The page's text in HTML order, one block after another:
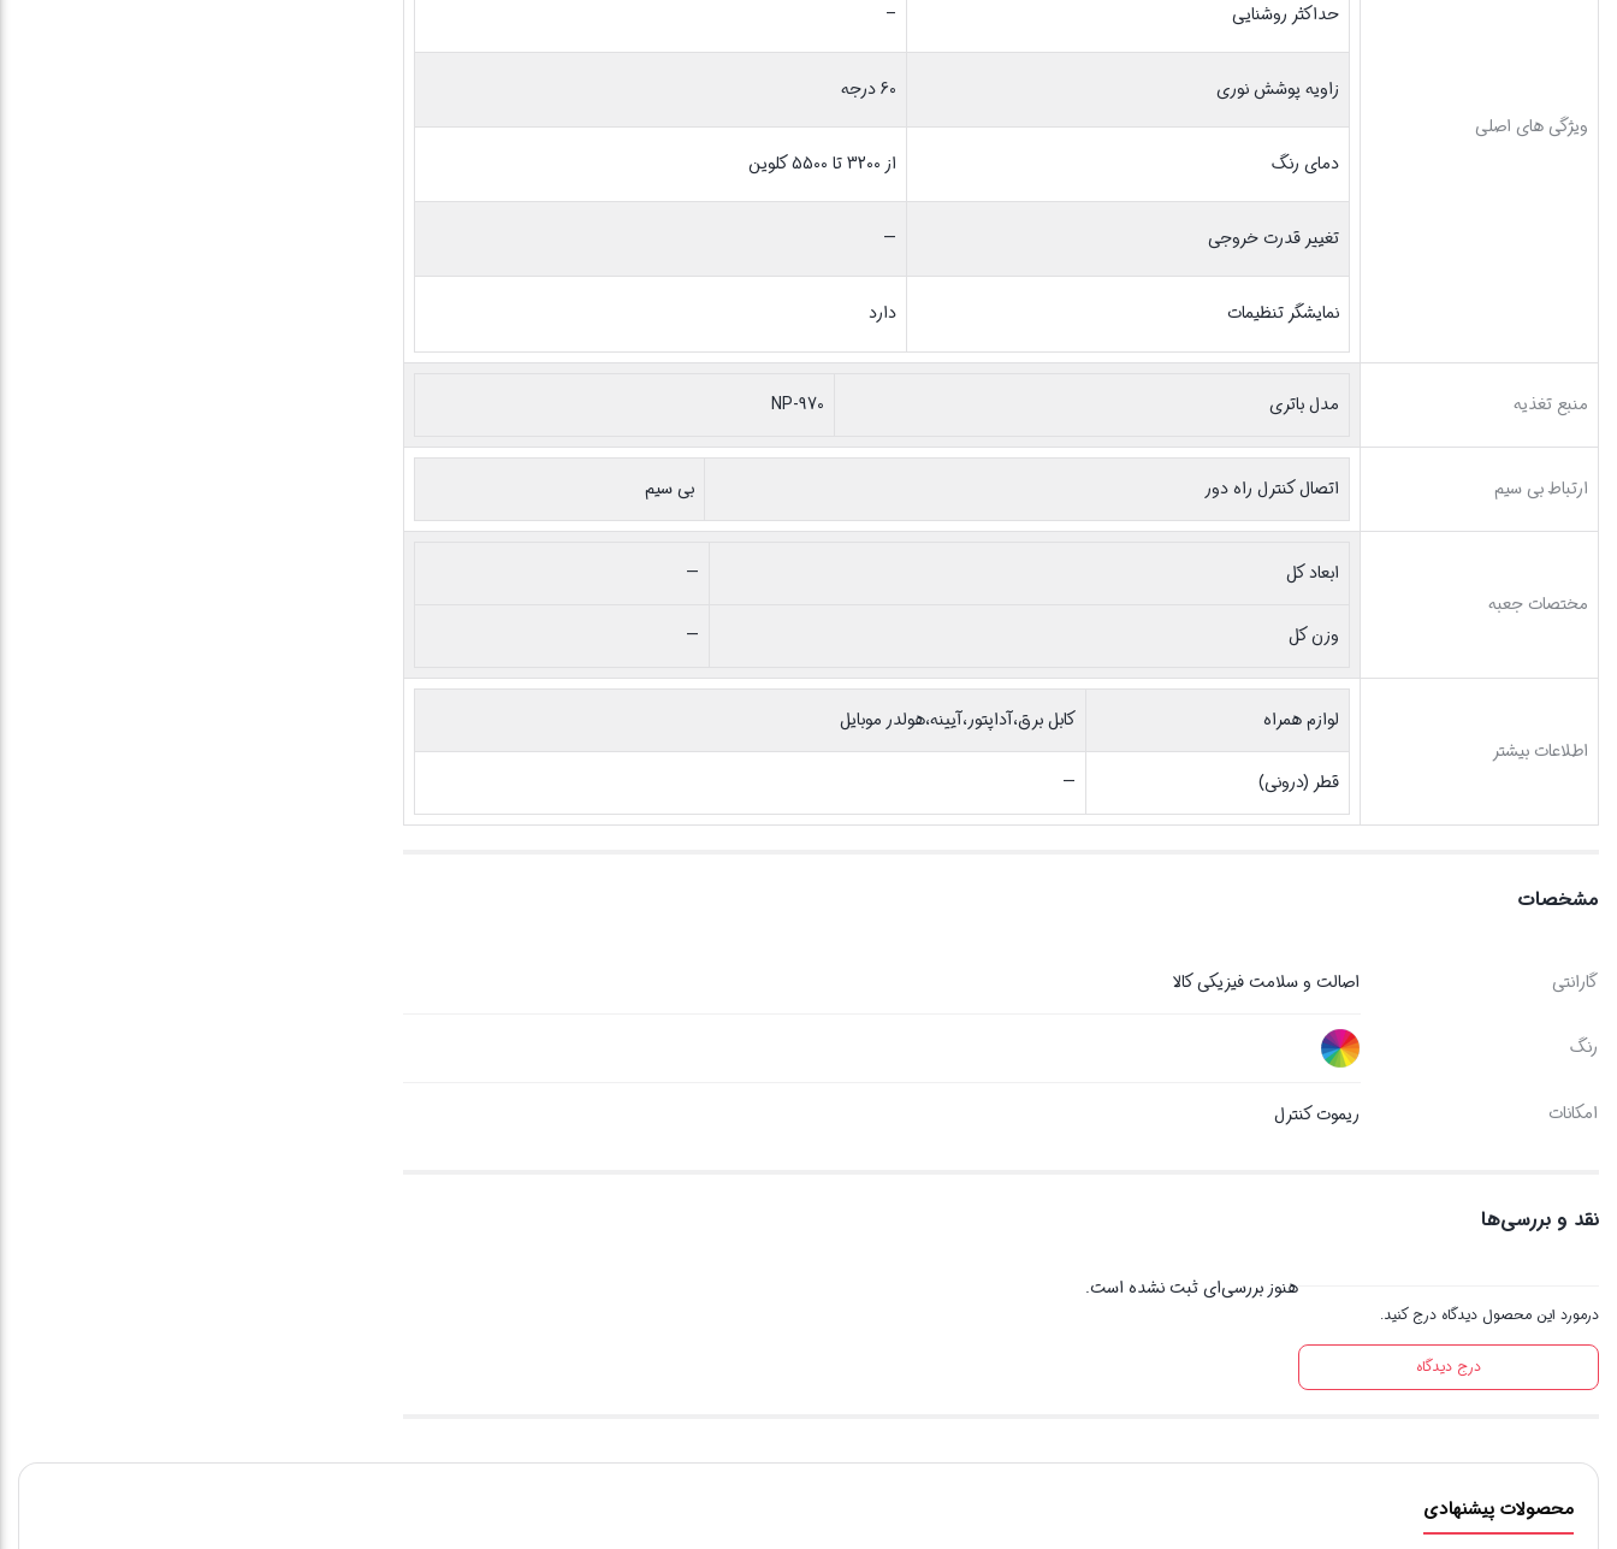
ویژگی های اصلی
حداکثر روشنایی –
زاویه پوشش نوری 60 درجه
دمای رنگ از 3200 تا 5500 کلوین
تغییر قدرت خروجی —
نمایشگر تنظیمات دارد
منبع تغذیه مدل باتری NP-970
ارتباط بی سیم اتصال کنترل راه دور بی سیم
مختصات جعبه
ابعاد کل —
وزن کل —
اطلاعات بیشتر
لوازم همراه کابل برق،آداپتور،آیینه،هولدر موبایل
قطر (درونی) —
مشخصات
گارانتی اصالت و سلامت فیزیکی کالا
رنگ
امکانات ریموت کنترل
نقد و بررسی‌ها
درمورد این محصول دیدگاه درج کنید.
درج دیدگاه
هنوز بررسی‌ای ثبت نشده است.
محصولات پیشنهادی